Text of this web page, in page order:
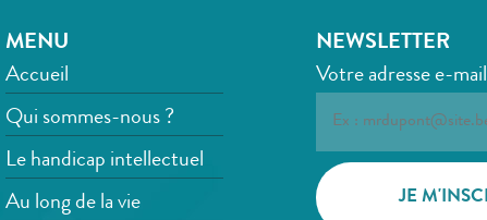
MENU
Accueil
Qui sommes-nous ?
Le handicap intellectuel
Au long de la vie
NEWSLETTER
Votre adresse e-mail